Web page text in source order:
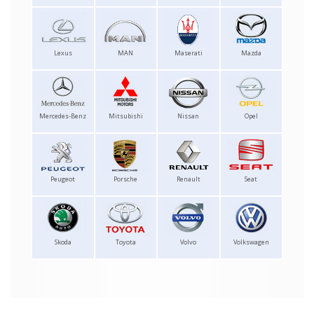
Lexus MAN Maserati Mazda
Mercedes-Benz Mitsubishi Nissan Opel
Peugeot Porsche Renault Seat
Skoda Toyota Volvo Volkswagen